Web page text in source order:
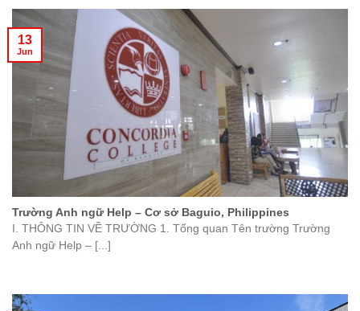
Trường Anh ngữ Help – Cơ sở Baguio, Philippines
I. THÔNG TIN VỀ TRƯỜNG 1. Tổng quan Tên trường Trường
Anh ngữ Help – [...]
13
Jun